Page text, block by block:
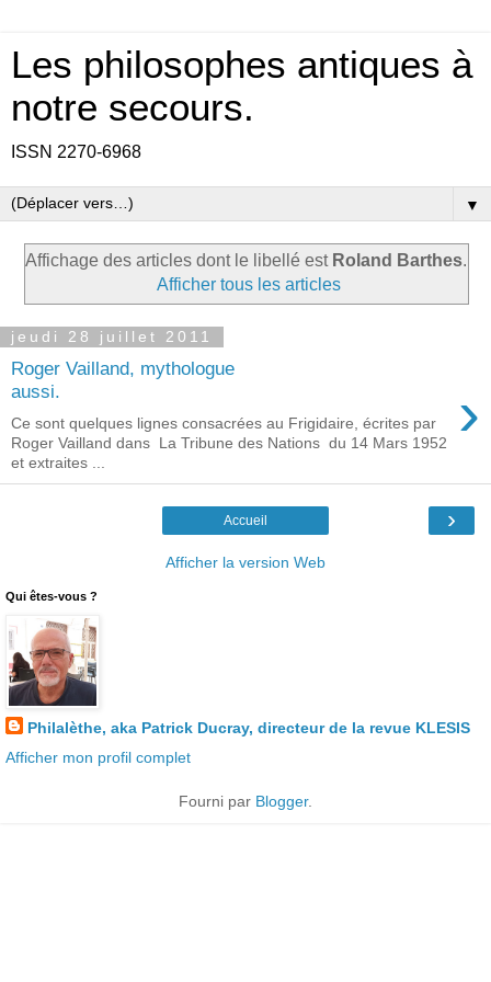
Les philosophes antiques à
notre secours.
ISSN 2270-6968
▼
Affichage des articles dont le libellé est Roland Barthes.
Afficher tous les articles
jeudi 28 juillet 2011
Roger Vailland, mythologue
aussi.
›
Ce sont quelques lignes consacrées au Frigidaire, écrites par
Roger Vailland dans La Tribune des Nations du 14 Mars 1952
et extraites ...
›
Accueil
Afficher la version Web
Qui êtes-vous ?
Philalèthe, aka Patrick Ducray, directeur de la revue KLESIS
Afficher mon profil complet
Fourni par Blogger.